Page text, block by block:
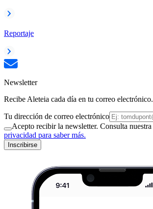
Reportaje
Newsletter
Recibe Aleteia cada día en tu correo electrónico.
Tu dirección de correo electrónico
Acepto recibir la newsletter. Consulta nuestra
privacidad para saber más.
Inscribirse